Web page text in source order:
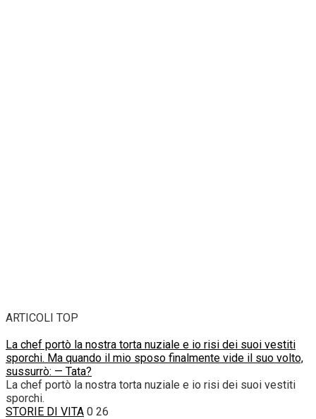
ARTICOLI TOP
La chef portò la nostra torta nuziale e io risi dei suoi vestiti
sporchi. Ma quando il mio sposo finalmente vide il suo volto,
sussurrò: — Tata?
La chef portò la nostra torta nuziale e io risi dei suoi vestiti
sporchi.
STORIE DI VITA 0 26